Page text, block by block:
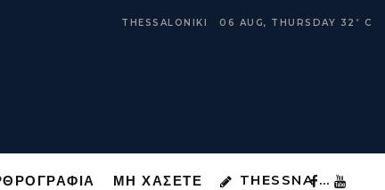
THESSALONIKI 06 AUG, THURSDAY 32 ° C
ΜΗ ΧΑΣΕΤΕ THESSNA …
ΜΗ ΧΑΣΕΤΕ THESSNA …